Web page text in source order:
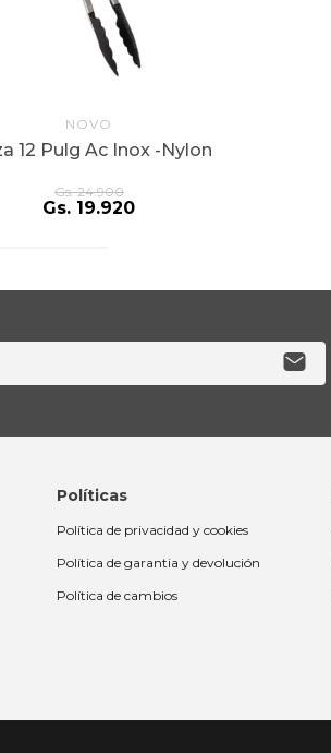
NOVO
12 Pulg Ac Inox -Nylon
Gs. 24.900
Gs. 19.920
Políticas
Política de privacidad y cookies
Política de garantia y devolución
Política de cambios